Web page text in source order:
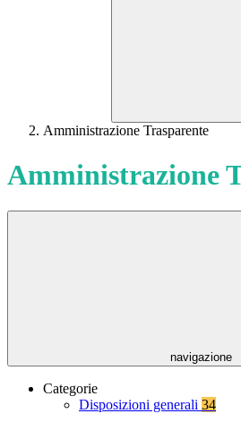
Amministrazione Trasparente
Amministrazione
navigazione
Categorie
Disposizioni generali 34